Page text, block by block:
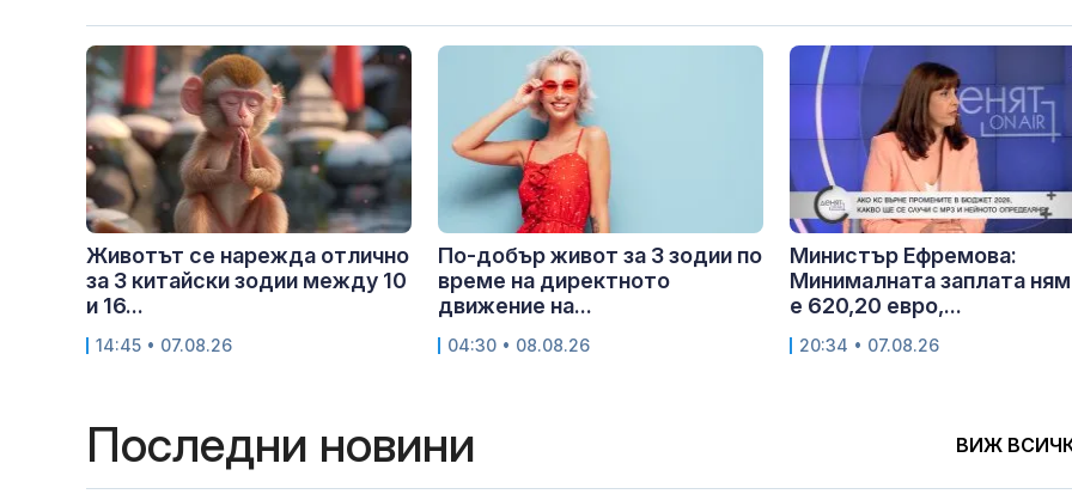
Животът се нарежда отлично
за 3 китайски зодии между 10
и 16...
14:45 • 07.08.26
По-добър живот за 3 зодии по
време на директното
движение на...
04:30 • 08.08.26
Министър Ефремова:
Минималната заплата
е 620,20 евро,...
20:34 • 07.08.26
Последни новини ВИЖ